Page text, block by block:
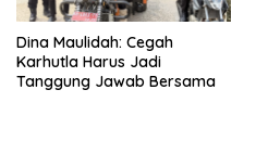
Dina Maulidah: Cegah
Karhutla Harus Jadi
Tanggung Jawab Bersama